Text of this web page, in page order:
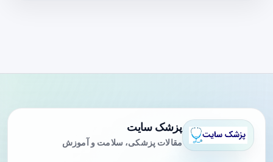
پزشک سایت
مقالات پزشکی، سلامت و آموزش